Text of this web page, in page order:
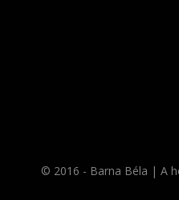
© 2016 - Barna Béla | A